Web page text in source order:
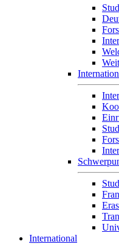
International